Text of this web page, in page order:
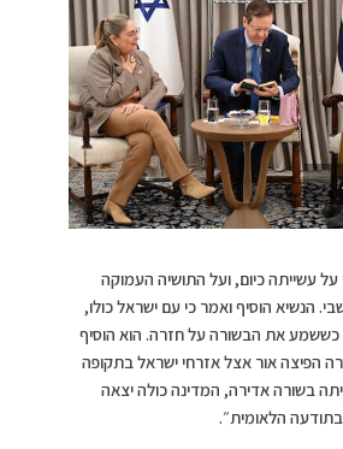
עשייתה כיום, ועל התושיה העמוקה
הנשיא הוסיף ואמר כי עם ישראל כולו,
את הבשורה על חזרה. הוא הוסיף
הפיצה אור אצל אזרחי ישראל בתקופה
בשורה אדירה, המדינה כולה יצאה
הלאומית״.